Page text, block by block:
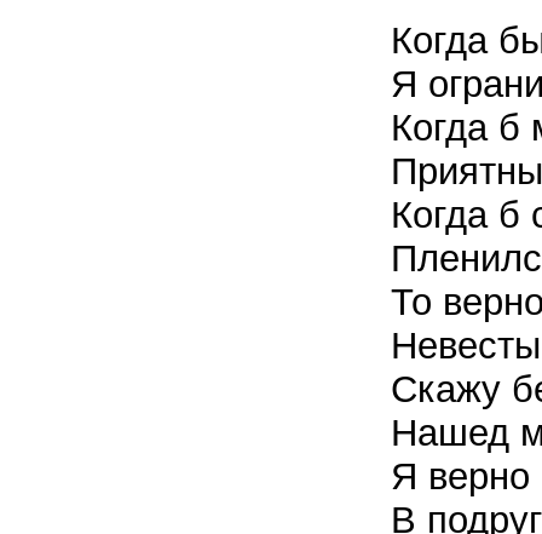
Когда
Я
Когда б
Когда б
То
Скажу
Нашед
Я верно
В